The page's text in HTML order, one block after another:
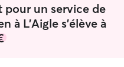
pour un service de
à L'Aigle s'élève à